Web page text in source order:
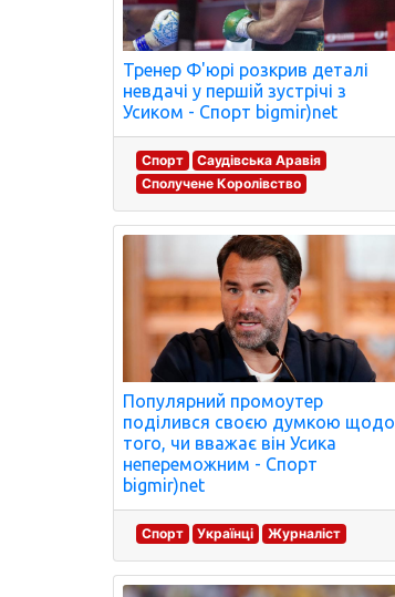
Тренер Ф'юрі розкрив деталі
невдачі у першій зустрічі з
Усиком - Спорт bigmir)net
Спорт
Саудівська Аравія
Сполучене Королівство
Популярний промоутер
поділився своєю думкою щодо
того, чи вважає він Усика
непереможним - Спорт
bigmir)net
Спорт Українці Журналіст